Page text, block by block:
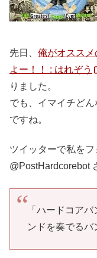
先日、 俺がオススメ
よー！！ : はれぞう
りました。
でも、イマイチど
ですね。
ツイッターで私を
@PostHardcorebot
「ハードコア
ンドを奏でるバ